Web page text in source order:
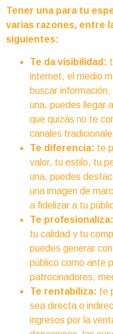
Tener una para tu
varias razones, entre
siguientes:
Te da visibilidad:
internet, el medio
buscar
una, puedes llegar
que quizás no te
canales
Te diferencia: te
valor, tu estilo, tu
una, puedes
una imagen de
a fidelizar a tu
Te profesionaliza:
tu calidad y tu
puedes generar
público como ante
patrocinadores,
Te rentabiliza: te
sea directa o
ingresos por la